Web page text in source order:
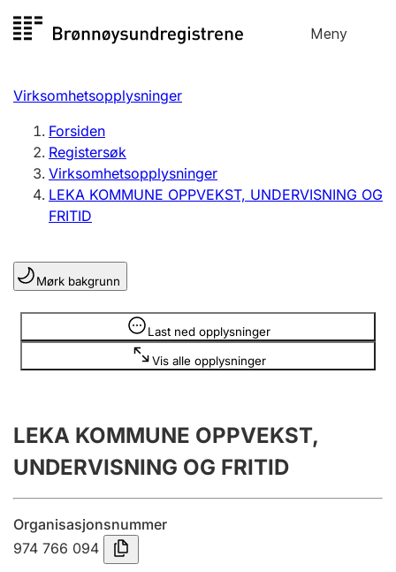
til
Meny
Registersøk
Aksjeselskap
Enkeltpersonforetak
Registrere, endre, slette
Lag og forening
Registrere, endre, slette
Flere organisasjonsformer
Årsregnskap
Innsending og forsinkelsesgebyr
Tinglysing
Virksomhetsopplysninger
Forsiden
Registersøk
Virksomhetsopplysninger
LEKA KOMMUNE OPPVEKST, UNDERVISNING OG
FRITID
Mørk bakgrunn
Last ned opplysninger
Vis alle opplysninger
Opplysninger er skjult
LEKA KOMMUNE OPPVEKST,
UNDERVISNING OG FRITID
Organisasjonsnummer
974 766 094